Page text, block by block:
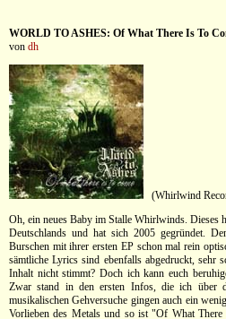
WORLD TO ASHES: Of What There Is To
von dh
(Whirlwind
Oh, ein neues Baby im Stalle Whirlwinds. Dieses
Deutschlands und hat sich 2005 gegründet.
Burschen mit ihrer ersten EP schon mal rein
sämtliche Lyrics sind ebenfalls abgedruckt, sehr
Inhalt nicht stimmt? Doch ich kann euch
Zwar stand in den ersten Infos, die ich über
musikalischen Gehversuche gingen auch ein
Vorlieben des Metals und so ist "Of What There